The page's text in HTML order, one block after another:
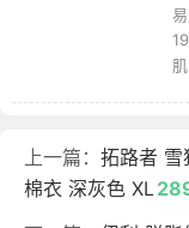
上一篇： 拓路者
棉衣 深灰色 XL